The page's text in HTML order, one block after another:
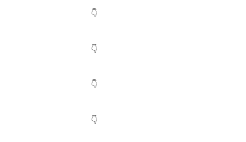
👇
👇
👇
👇